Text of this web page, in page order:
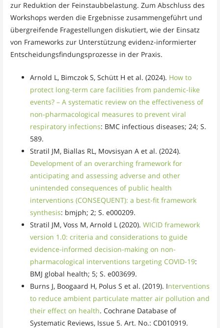
zur Reduktion der Feinstaubbelastung. Zum Abschluss des
Workshops werden die Ergebnisse zusammengeführt und
übergreifende Fragestellungen diskutiert, wie der Einsatz
von Frameworks zur Unterstützung evidenz-informierter
Entscheidungsfindungsprozesse in der Praxis.
Arnold L, Bimczok S, Schütt H et al. (2024). How to
protect long-term care facilities from pandemic-like
events? – A systematic review on the effectiveness of
non-pharmacological measures to prevent viral
respiratory infections: BMC infectious diseases; 24; S.
589.
Stratil JM, Biallas RL, Movsisyan A et al. (2024).
Development of an overarching framework for
anticipating and assessing adverse and other
unintended consequences of public health
interventions (CONSEQUENT): a best-fit framework
synthesis: bmjph; 2; S. e000209.
Stratil JM, Voss M, Arnold L (2020). WICID framework
version 1.0: criteria and considerations to guide
evidence-informed decision-making on non-
pharmacological interventions targeting COVID-19:
BMJ global health; 5; S. e003699.
Burns J, Boogaard H, Polus S et al. (2019). Interventions
to reduce ambient particulate matter air pollution and
their effect on health. Cochrane Database of
Systematic Reviews, Issue 5. Art. No.: CD010919.